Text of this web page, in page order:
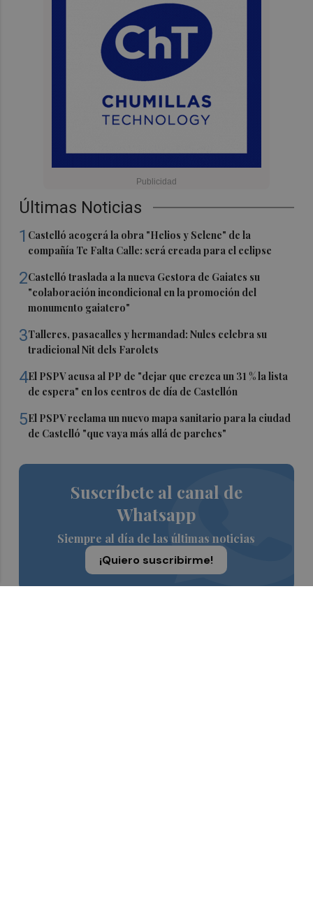
Últimas Noticias
1 Castelló acogerá la obra "Helios y Selene" de la
compañía Te Falta Calle: será creada para el eclipse
2Castelló traslada a la nueva Gestora de Gaiates su
"colaboración incondicional en la promoción del
monumento gaiatero"
3Talleres, pasacalles y hermandad: Nules celebra su
tradicional Nit dels Farolets
4El PSPV acusa al PP de "dejar que crezca un 31 % la lista
de espera" en los centros de día de Castellón
5El PSPV reclama un nuevo mapa sanitario para la ciudad
de Castelló "que vaya más allá de parches"
Suscríbete al canal de
Whatsapp
Siempre al día de las últimas noticias
¡Quiero suscribirme!